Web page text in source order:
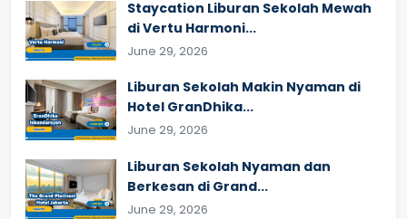
Staycation Liburan Sekolah Mewah
di Vertu Harmoni...
June 29, 2026
Liburan Sekolah Makin Nyaman di
Hotel GranDhika...
June 29, 2026
Liburan Sekolah Nyaman dan
Berkesan di Grand...
June 29, 2026